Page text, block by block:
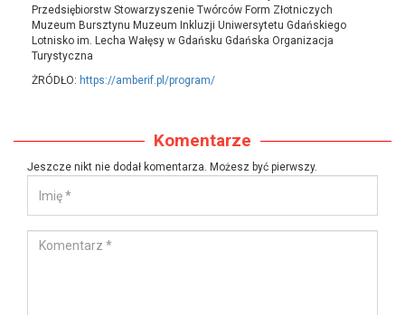
Przedsiębiorstw Stowarzyszenie Twórców Form Złotniczych
Muzeum Bursztynu Muzeum Inkluzji Uniwersytetu Gdańskiego
Lotnisko im. Lecha Wałęsy w Gdańsku Gdańska Organizacja
Turystyczna
ŻRÓDŁO: https://amberif.pl/program/
Komentarze
Jeszcze nikt nie dodał komentarza. Możesz być pierwszy.